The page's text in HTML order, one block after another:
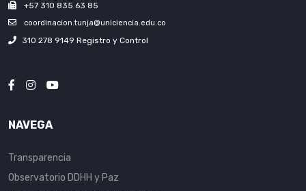
+57 310 835 63 85
coordinacion.tunja@uniciencia.edu.co
310 278 9149 Registro y Control
NAVEGA
Transparencia
Observatorio DDHH y Paz